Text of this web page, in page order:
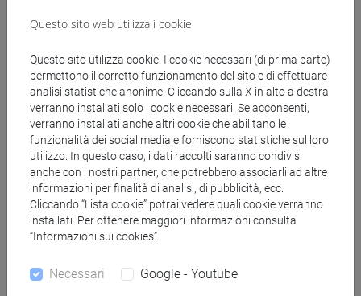
Mutua da
Struttura generale dell'insegnamento
LINGUA INGLESE
ACADEMIC WRITING
ACADEMIC WRITING A
ACADEMIC WRITING B
ACADEMIC WRITING C
ENGLISH FOR HISTORY AND PHILOSOPHY
Questo sito web utilizza i cookie
Questo sito utilizza cookie. I cookie necessari (di prima parte)
permettono il corretto funzionamento del sito e di effettuare
analisi statistiche anonime. Cliccando sulla X in alto a destra
verranno installati solo i cookie necessari. Se acconsenti,
verranno installati anche altri cookie che abilitano le
funzionalità dei social media e forniscono statistiche sul loro
utilizzo. In questo caso, i dati raccolti saranno condivisi
anche con i nostri partner, che potrebbero associarli ad altre
informazioni per finalità di analisi, di pubblicità, ecc.
Cliccando “Lista cookie” potrai vedere quali cookie verranno
installati. Per ottenere maggiori informazioni consulta
“Informazioni sui cookies”.
Necessari Google - Youtube